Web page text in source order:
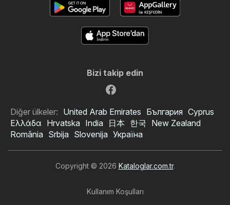
Bizi takip edin
Diğer ülkeler: United Arab Emirates България Cyprus
Ελλάδα Hrvatska India 日本 한국 New Zealand
România Srbija Slovenija Україна
Copyright © 2026 Kataloglar.com.tr.
Kullanım Koşulları